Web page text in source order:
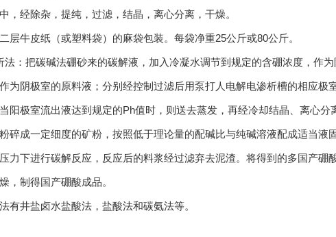
，经除杂，提纯，过滤，结晶，离心分离，干燥。
牛皮纸（或塑料袋）的麻袋包装。每袋净重25公斤或80公斤。
把碳碱法硼砂来的碳解液，加入冷凝水调节到规定的含硼浓度，作为
为阴极室的原料液；分别经控制过滤后用泵打人电解电渗析槽的相应极
阳极室流出液达到规定的Ph值时，则送去蒸发，再经冷却结晶、离心
碎成一定细度的矿粉，按照低于理论量的配碱比与纯碱溶液配成适当液
力下进行碳解反应，反应后的料浆经过滤弃去泥渣。将得到的多国产硼
，制得国产硼酸成品。
有井盐卤水盐酸法，盐酸法和碳氨法等。